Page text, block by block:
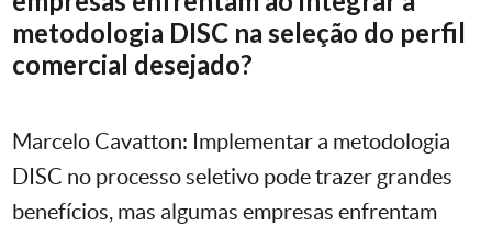
metodologia DISC na seleção do perfil
comercial desejado?
Marcelo Cavatton: Implementar a metodologia
DISC no processo seletivo pode trazer grandes
benefícios, mas algumas empresas enfrentam